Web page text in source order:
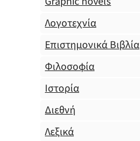
Λογοτεχνία
Επιστημονικά Βιβλία
Φιλοσοφία
Ιστορία
Διεθνή
Λεξικά